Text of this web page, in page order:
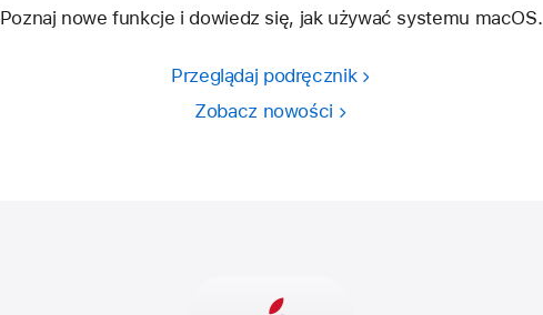
Poznaj nowe funkcje i dowiedz się, jak używać systemu macOS.
Przeglądaj podręcznik
Zobacz nowości